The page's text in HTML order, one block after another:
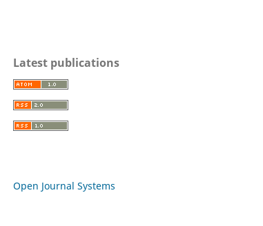
Latest publications
Open Journal Systems